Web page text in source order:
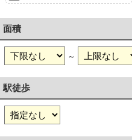
面積
～
駅徒歩